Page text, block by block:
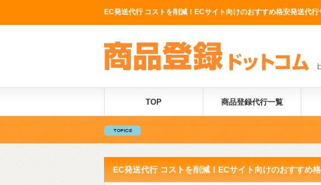
EC発送代行 コストを削減！ECサイト向けのおすすめ格安発送代
TOP 商品登録代行一覧
EC発送代行 コストを削減！ECサイト向けのおすすめ